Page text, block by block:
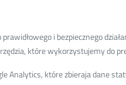
i bezpiecznego
które wykorzystujemy do
Analytics, które zbieraja dane